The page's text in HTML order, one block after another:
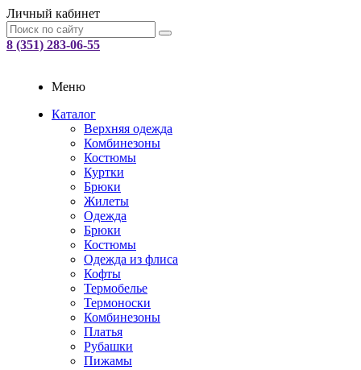
Личный кабинет
8 (351) 283-06-55
Меню
Каталог
Верхняя одежда
Комбинезоны
Костюмы
Куртки
Брюки
Жилеты
Одежда
Брюки
Костюмы
Одежда из флиса
Кофты
Термобелье
Термоноски
Комбинезоны
Платья
Рубашки
Пижамы